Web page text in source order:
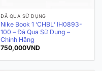
ĐÃ QUA SỬ DỤNG
Nike Book 1 ‘CHBL’ IH0893-
100 – Đã Qua Sử Dụng –
Chính Hãng
750,000VND